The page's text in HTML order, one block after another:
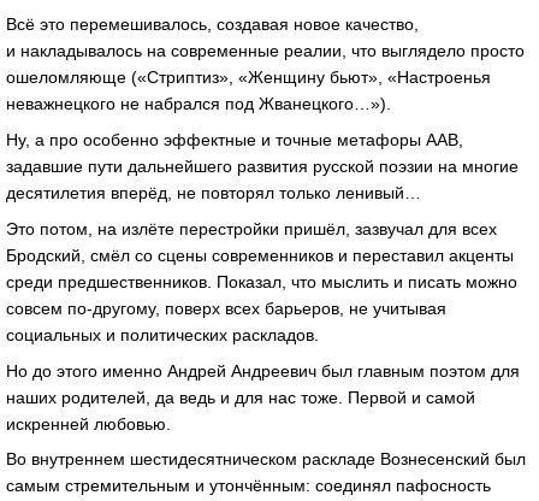
Всё это перемешивалось, создавая новое качество,
и накладывалось на современные реалии, что выглядело просто
ошеломляюще («Стриптиз», «Женщину бьют», «Настроенья
неважнецкого не набрался под Жванецкого…»).
Ну, а про особенно эффектные и точные метафоры ААВ,
задавшие пути дальнейшего развития русской поэзии на многие
десятилетия вперёд, не повторял только ленивый…
Это потом, на излёте перестройки пришёл, зазвучал для всех
Бродский, смёл со сцены современников и переставил акценты
среди предшественников. Показал, что мыслить и писать можно
совсем по-другому, поверх всех барьеров, не учитывая
социальных и политических раскладов.
Но до этого именно Андрей Андреевич был главным поэтом для
наших родителей, да ведь и для нас тоже. Первой и самой
искренней любовью.
Во внутреннем шестидесятническом раскладе Вознесенский был
самым стремительным и утончённым: соединял пафосность